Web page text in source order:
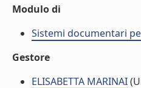
Modulo di
Sistemi documentari
Gestore
ELISABETTA MARINAI